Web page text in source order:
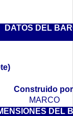
DATOS DEL
Construido
MARCO
DEL